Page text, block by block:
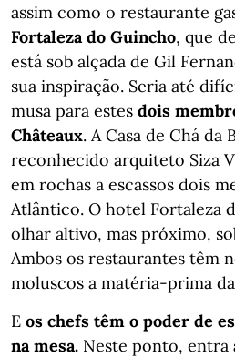
assim como o restaurante
Fortaleza do Guincho, que
está sob alçada de Gil
sua inspiração. Seria até
musa para estes dois
Châteaux. A Casa de Chá da
reconhecido arquiteto Siza
em rochas a escassos dois
Atlântico. O hotel Fortaleza
olhar altivo, mas próximo,
Ambos os restaurantes têm
moluscos a matéria-prima
E os chefs têm o poder de
na mesa. Neste ponto, entra